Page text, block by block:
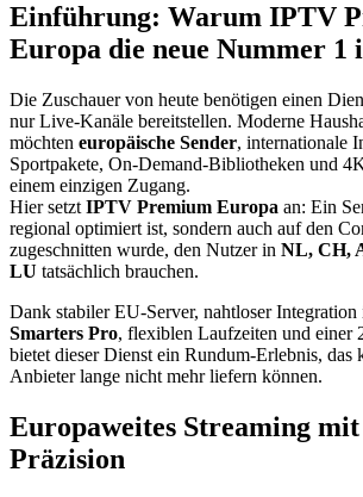
Einführung: Warum IPTV
Europa die neue Nummer 1
Die Zuschauer von heute benötigen einen
nur Live-Kanäle bereitstellen. Moderne
möchten europäische Sender, internationale
Sportpakete, On-Demand-Bibliotheken und
einem einzigen Zugang.
Hier setzt IPTV Premium Europa an: Ein
regional optimiert ist, sondern auch auf den
zugeschnitten wurde, den Nutzer in NL, CH,
LU tatsächlich brauchen.
Dank stabiler EU-Server, nahtloser
Smarters Pro, flexiblen Laufzeiten und einer
bietet dieser Dienst ein Rundum-Erlebnis, das
Anbieter lange nicht mehr liefern können.
Europaweites Streaming
Präzision